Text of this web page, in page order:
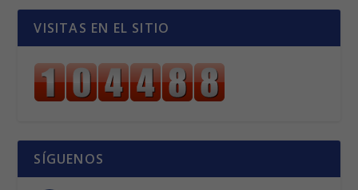
VISITAS EN EL SITIO
SÍGUENOS